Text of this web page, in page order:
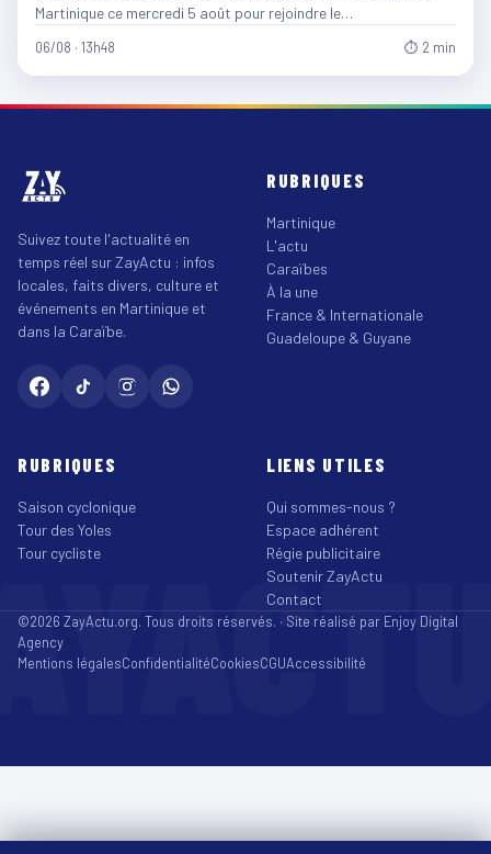
Martinique ce mercredi 5 août pour rejoindre le…
06/08 · 13h48 ⏱ 2 min
Suivez toute l'actualité en
temps réel sur ZayActu : infos
locales, faits divers, culture et
événements en Martinique et
dans la Caraïbe.
RUBRIQUES
Martinique
L'actu
Caraïbes
À la une
France & Internationale
Guadeloupe & Guyane
RUBRIQUES
Saison cyclonique
Tour des Yoles
Tour cycliste
LIENS UTILES
Qui sommes-nous ?
Espace adhérent
Régie publicitaire
Soutenir ZayActu
Contact
©2026 ZayActu.org. Tous droits réservés. · Site réalisé par Enjoy Digital
Agency
Mentions légalesConfidentialitéCookiesCGUAccessibilité